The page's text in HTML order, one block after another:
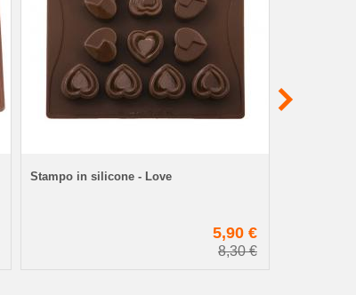
Stampo in silicone - Love
5,90 €
8,30 €